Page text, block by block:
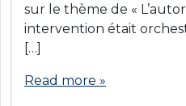
sur le thème de «
intervention était
[…]
Read more »